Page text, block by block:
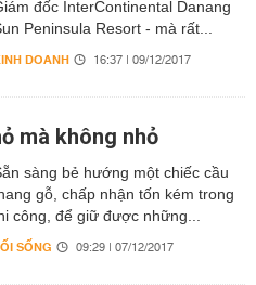
đốc InterContinental Danang
Peninsula Resort - mà rất...
DOANH 16:37 | 09/12/2017
mà không nhỏ
sàng bẻ hướng một chiếc cầu
gỗ, chấp nhận tốn kém trong
công, để giữ được những...
SỐNG 09:29 | 07/12/2017